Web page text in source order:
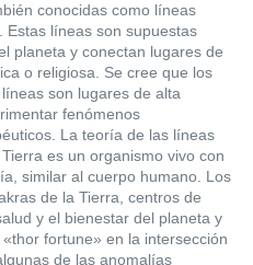
conocidas como líneas
Estas líneas son supuestas
planeta y conectan lugares de
o religiosa. Se cree que los
son lugares de alta
fenómenos
La teoría de las líneas
es un organismo vivo con
similar al cuerpo humano. Los
de la Tierra, centros de
y el bienestar del planeta y
fortune» en la intersección
de las anomalías